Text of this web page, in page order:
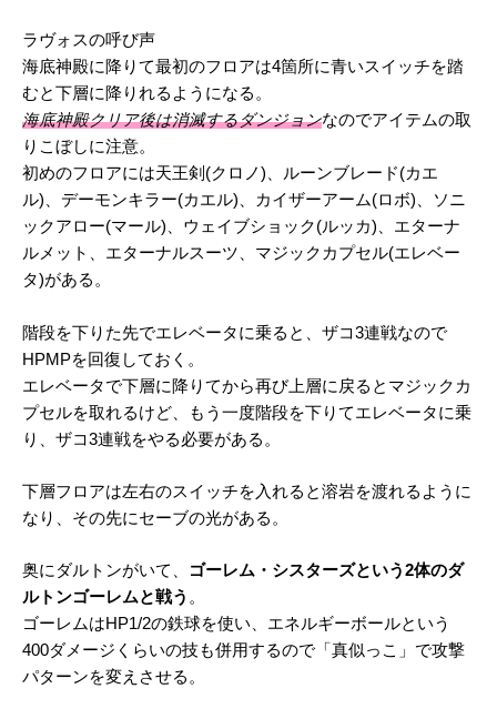
ラヴォスの呼び声
海底神殿に降りて最初のフロアは4箇所に青いスイッチを踏
むと下層に降りれるようになる。
海底神殿クリア後は消滅するダンジョンなのでアイテムの取
りこぼしに注意。
初めのフロアには天王剣(クロノ)、ルーンブレード(カエ
ル)、デーモンキラー(カエル)、カイザーアーム(ロボ)、ソニ
ックアロー(マール)、ウェイブショック(ルッカ)、エターナ
ルメット、エターナルスーツ、マジックカプセル(エレベー
タ)がある。
階段を下りた先でエレベータに乗ると、ザコ3連戦なので
HPMPを回復しておく。
エレベータで下層に降りてから再び上層に戻るとマジックカ
プセルを取れるけど、もう一度階段を下りてエレベータに乗
り、ザコ3連戦をやる必要がある。
下層フロアは左右のスイッチを入れると溶岩を渡れるように
なり、その先にセーブの光がある。
奥にダルトンがいて、
ゴーレム・シスターズという2体のダ
ルトンゴーレムと戦う 。
ゴーレムはHP1/2の鉄球を使い、エネルギーボールという
400ダメージくらいの技も併用するので「真似っこ」で攻撃
パターンを変えさせる。